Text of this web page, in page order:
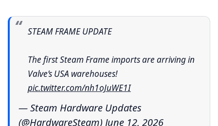
STEAM FRAME UPDATE
The first Steam Frame imports are arriving in
Valve’s USA warehouses!
pic.twitter.com/nh1oJuWE1I
— Steam Hardware Updates
(@HardwareSteam) June 12, 2026